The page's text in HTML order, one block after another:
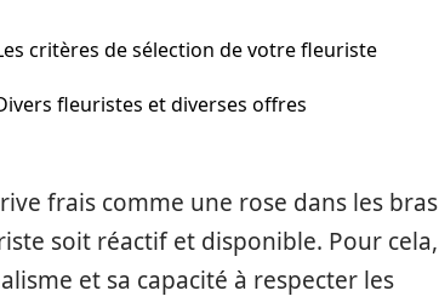
critères de sélection de votre fleuriste
fleuristes et diverses offres
frais comme une rose dans les bras
soit réactif et disponible. Pour cela,
et sa capacité à respecter les